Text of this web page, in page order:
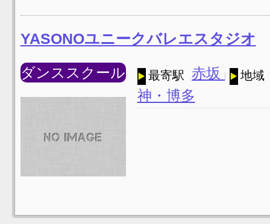
YASONOユニークバレエスタジオ
ダンススクール 最寄駅 赤坂 地域
神・博多